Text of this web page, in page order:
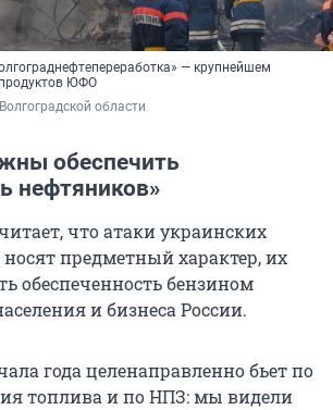
— крупнейшем
ЮФО
области
обеспечить
нефтяников»
что атаки украинских
предметный характер, их
обеспеченность бензином
и бизнеса России.
года целенаправленно бьет по
топлива и по НПЗ: мы видели